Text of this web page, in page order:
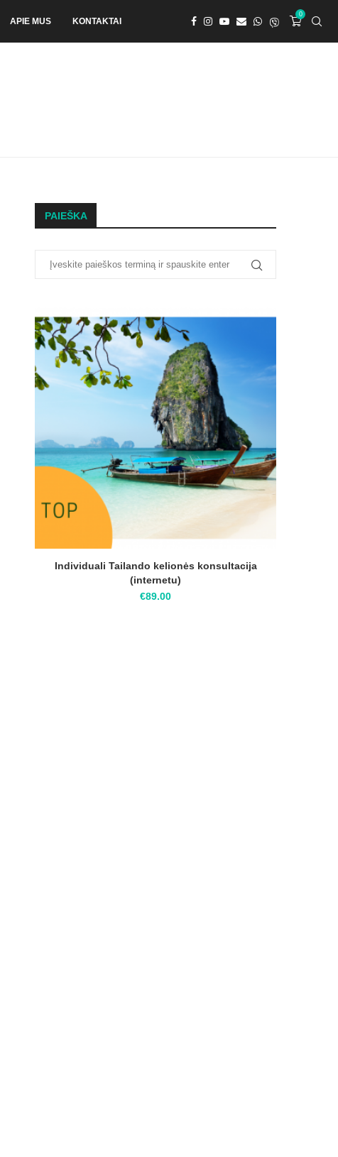
APIE MUS KONTAKTAI
0
PAIEŠKA
Individuali Tailando kelionės konsultacija
(internetu)
€89.00